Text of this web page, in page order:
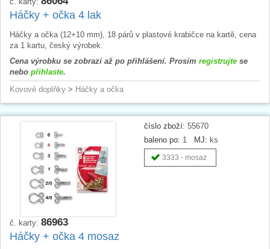
Háčky + očka 4 lak
Háčky a očka (12+10 mm), 18 párů v plastové krabičce na kartě, cena
za 1 kartu, český výrobek.
Cena výrobku se zobrazí až po přihlášení. Prosím registrujte se
nebo přihlaste.
Kovové doplňky > Háčky a očka
číslo zboží: 55670
baleno po: 1 MJ: ks
3333 - mosaz
č. karty: 86963
Háčky + očka 4 mosaz